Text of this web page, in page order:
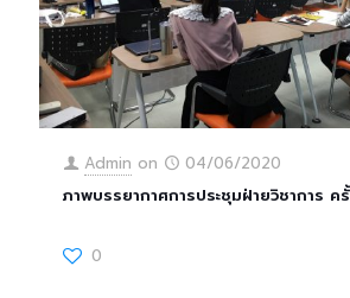
Admin on
04/06/2020
ภาพบรรยากาศการประชุมฝ่ายวิชาการ
0